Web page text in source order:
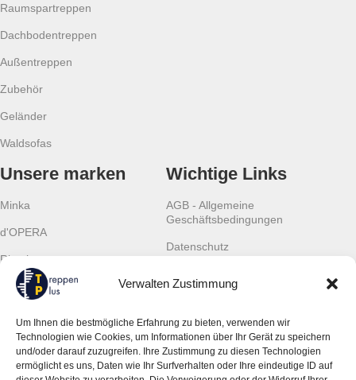
Verwalten Zustimmung
Um Ihnen die bestmögliche Erfahrung zu bieten, verwenden wir
Technologien wie Cookies, um Informationen über Ihr Gerät zu speichern
und/oder darauf zuzugreifen. Ihre Zustimmung zu diesen Technologien
ermöglicht es uns, Daten wie Ihr Surfverhalten oder Ihre eindeutige ID auf
Raumspartreppen
Dachbodentreppen
Außentreppen
Zubehör
Geländer
Waldsofas
Unsere marken
Minka
d'OPERA
Rintal
Scalant
TLC
Wichtige Links
AGB - Allgemeine
Geschäftsbedingungen
Datenschutz
Gewährleistung
Kontaktinformationen